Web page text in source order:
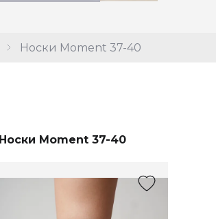
Носки Moment 37-40
Носки Moment 37-40